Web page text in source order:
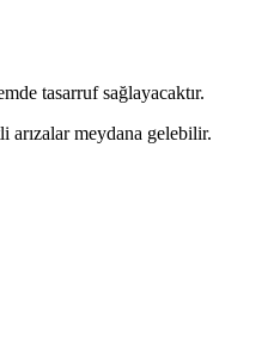
tasarruf sağlayacaktır.
arızalar meydana gelebilir.